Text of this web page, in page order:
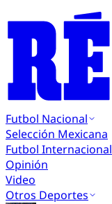
Futbol Nacional
Selección Mexicana
Futbol Internacional
Opinión
Video
Otros Deportes